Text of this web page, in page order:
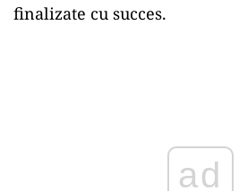
finalizate cu succes.